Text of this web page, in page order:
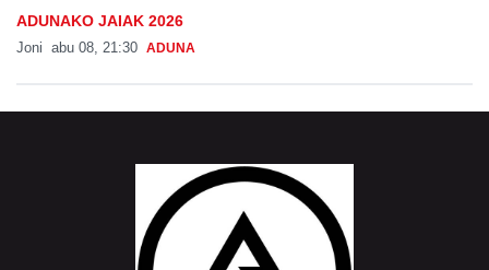
ADUNAKO JAIAK 2026
Joni abu 08, 21:30 ADUNA